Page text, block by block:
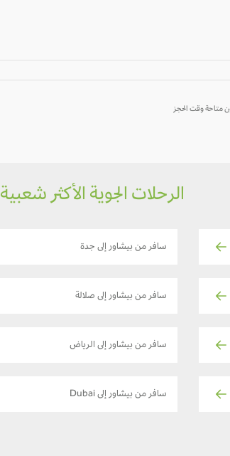
الرحلات الجوية الأكثر
سافر من بيشاور إلى جدة
سافر من بيشاور إلى صلالة
سافر من بيشاور إلى الرياض
سافر من بيشاور إلى Dubai